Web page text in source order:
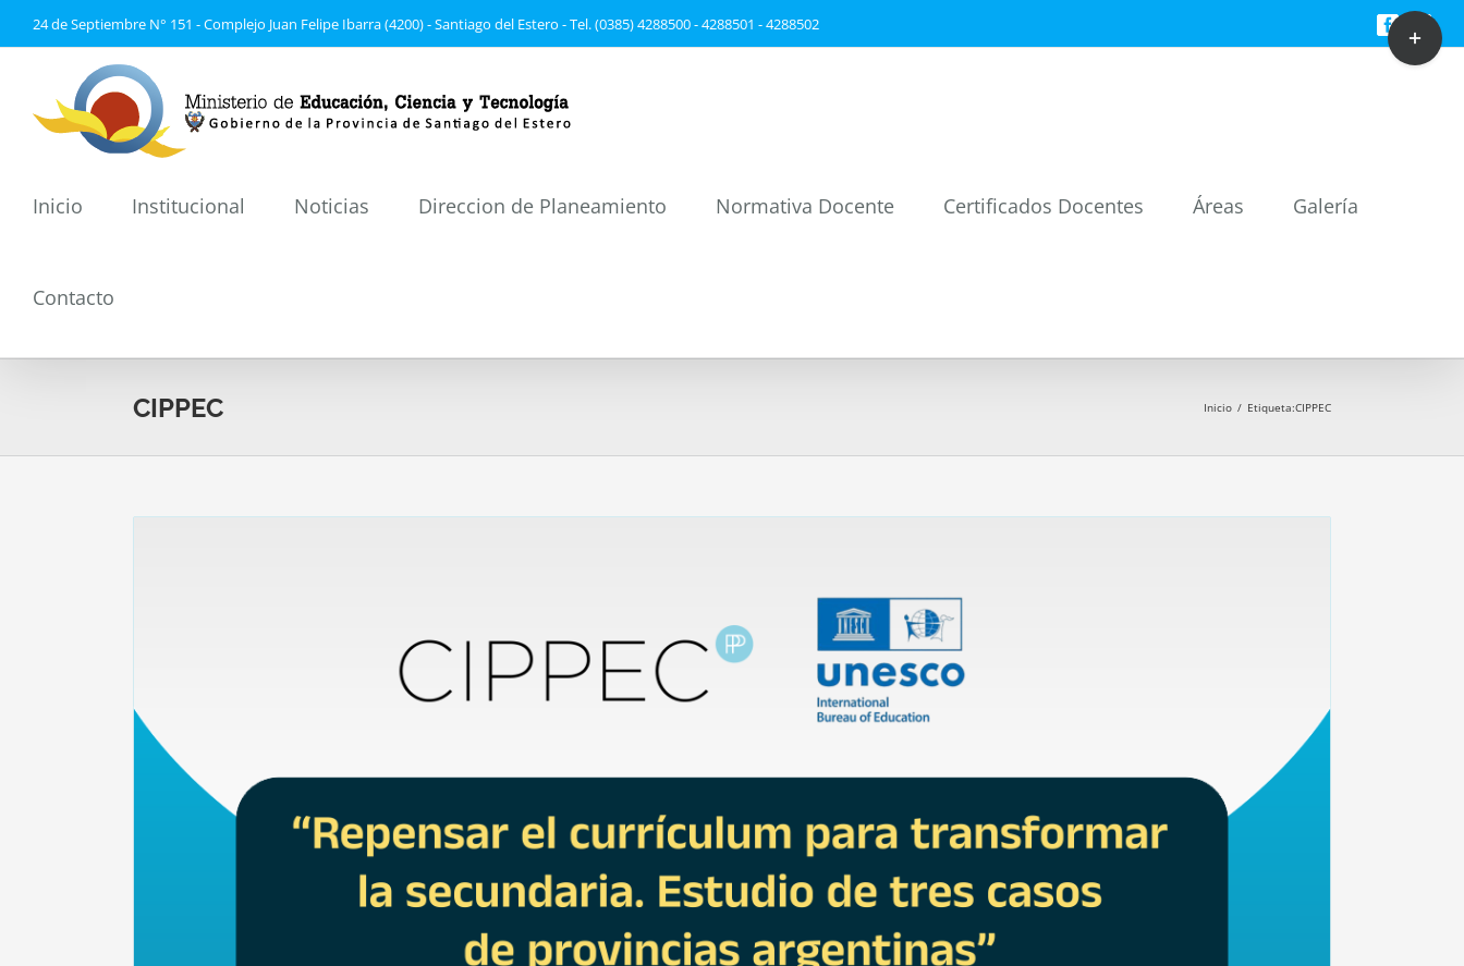
al
24 de Septiembre N° 151 - Complejo Juan Felipe Ibarra (4200) - Santiago del Estero - Tel. (0385) 4288500 - 4288501 - 4288502 Facebook
Inicio Institucional Noticias Direccion de Planeamiento Normativa Docente Certificados Docentes Áreas Galería
Contacto
CIPPEC Inicio / Etiqueta:CIPPEC
Toggle
Sliding